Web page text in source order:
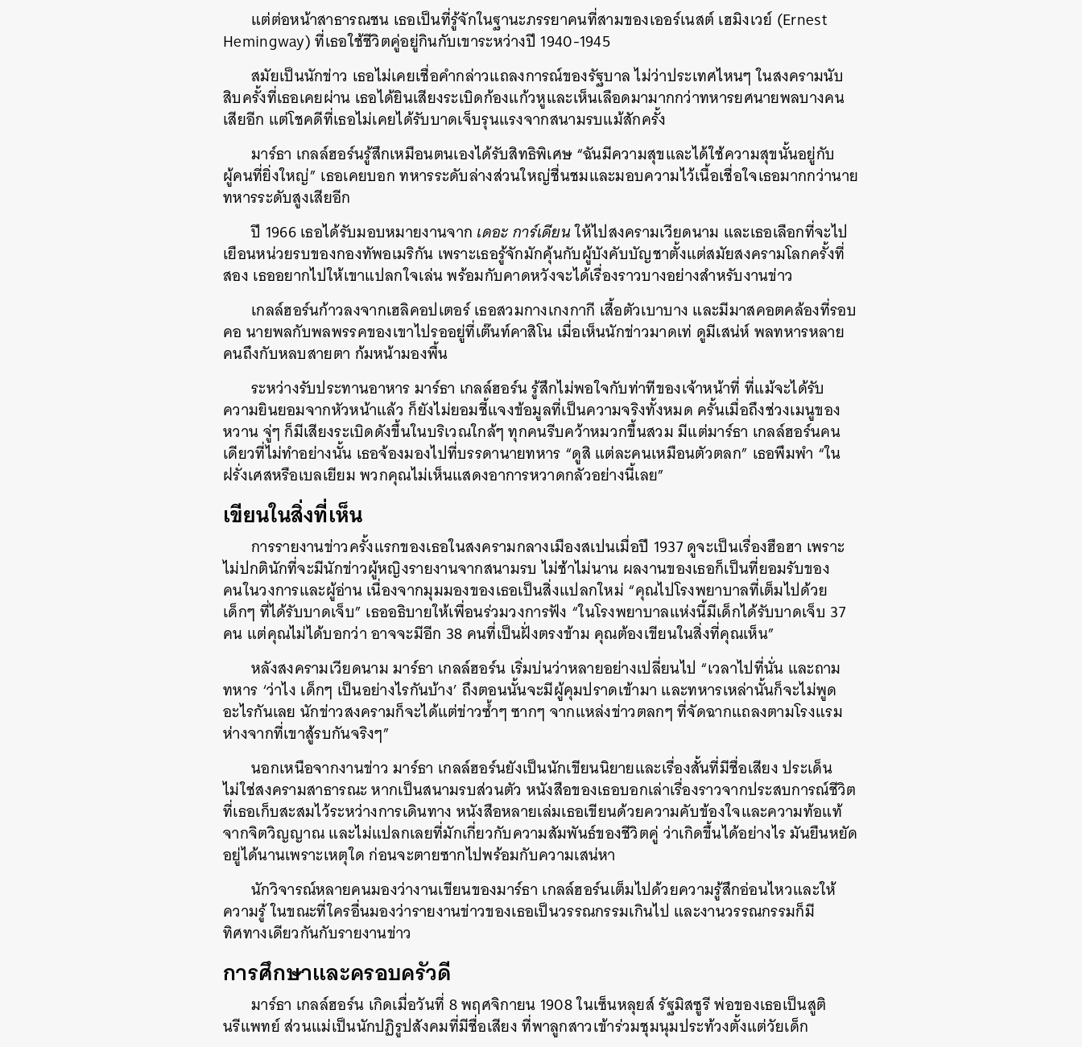
แต่ต่อหน้าสาธารณชน เธอเป็นที่รู้จักในฐานะภรรยาคนที่สามของเออร์เนสต์ เฮมิงเวย์ (Ernest
Hemingway) ที่เธอใช้ชีวิตคู่อยู่กินกับเขาระหว่างปี 1940-1945
สมัยเป็นนักข่าว เธอไม่เคยเชื่อคำกล่าวแถลงการณ์ของรัฐบาล ไม่ว่าประเทศไหนๆ ในสงครามนับ
สิบครั้งที่เธอเคยผ่าน เธอได้ยินเสียงระเบิดก้องแก้วหูและเห็นเลือดมามากกว่าทหารยศนายพลบางคน
เสียอีก แต่โชคดีที่เธอไม่เคยได้รับบาดเจ็บรุนแรงจากสนามรบแม้สักครั้ง
มาร์ธา เกลล์ฮอร์นรู้สึกเหมือนตนเองได้รับสิทธิพิเศษ “ฉันมีความสุขและได้ใช้ความสุขนั้นอยู่กับ
ผู้คนที่ยิ่งใหญ่” เธอเคยบอก ทหารระดับล่างส่วนใหญ่ชื่นชมและมอบความไว้เนื้อเชื่อใจเธอมากกว่านาย
ทหารระดับสูงเสียอีก
ปี 1966 เธอได้รับมอบหมายงานจาก เดอะ การ์เดียนให้ไปสงครามเวียดนาม และเธอเลือกที่จะไป
เยือนหน่วยรบของกองทัพอเมริกัน เพราะเธอรู้จักมักคุ้นกับผู้บังคับบัญชาตั้งแต่สมัยสงครามโลกครั้งที่
สอง เธออยากไปให้เขาแปลกใจเล่น พร้อมกับคาดหวังจะได้เรื่องราวบางอย่างสำหรับงานข่าว
เกลล์ฮอร์นก้าวลงจากเฮลิคอปเตอร์ เธอสวมกางเกงกากี เสื้อตัวเบาบาง และมีมาสคอตคล้องที่รอบ
คอ นายพลกับพลพรรคของเขาไปรออยู่ที่เต๊นท์คาสิโน เมื่อเห็นนักข่าวมาดเท่ ดูมีเสน่ห์ พลทหารหลาย
คนถึงกับหลบสายตา ก้มหน้ามองพื้น
ระหว่างรับประทานอาหาร มาร์ธา เกลล์ฮอร์น รู้สึกไม่พอใจกับท่าทีของเจ้าหน้าที่ ที่แม้จะได้รับ
ความยินยอมจากหัวหน้าแล้ว ก็ยังไม่ยอมชี้แจงข้อมูลที่เป็นความจริงทั้งหมด ครั้นเมื่อถึงช่วงเมนูของ
หวาน จู่ๆ ก็มีเสียงระเบิดดังขึ้นในบริเวณใกล้ๆ ทุกคนรีบคว้าหมวกขึ้นสวม มีแต่มาร์ธา เกลล์ฮอร์นคน
เดียวที่ไม่ทำอย่างนั้น เธอจ้องมองไปที่บรรดานายทหาร “ดูสิ แต่ละคนเหมือนตัวตลก” เธอพึมพำ “ใน
ฝรั่งเศสหรือเบลเยียม พวกคุณไม่เห็นแสดงอาการหวาดกลัวอย่างนี้เลย”
เขียนในสิ่งที่เห็น
การรายงานข่าวครั้งแรกของเธอในสงครามกลางเมืองสเปนเมื่อปี 1937 ดูจะเป็นเรื่องฮือฮา เพราะ
ไม่ปกตินักที่จะมีนักข่าวผู้หญิงรายงานจากสนามรบ ไม่ช้าไม่นาน ผลงานของเธอก็เป็นที่ยอมรับของ
คนในวงการและผู้อ่าน เนื่องจากมุมมองของเธอเป็นสิ่งแปลกใหม่ “คุณไปโรงพยาบาลที่เต็มไปด้วย
เด็กๆ ที่ได้รับบาดเจ็บ” เธออธิบายให้เพื่อนร่วมวงการฟัง “ในโรงพยาบาลแห่งนี้มีเด็กได้รับบาดเจ็บ​ 37​
คน​ แต่คุณไม่ได้บอกว่า อาจจะมีอีก​ 38​ คนที่เป็นฝั่งตรงข้าม​ คุณต้องเขียนในสิ่งที่คุณเห็น”
หลังสงครามเวียดนาม มาร์ธา เกลล์ฮอร์น เริ่มบ่นว่าหลายอย่างเปลี่ยนไป “เวลาไปที่นั่น และถาม
ทหาร ‘ว่าไง เด็กๆ เป็นอย่างไรกันบ้าง’ ถึงตอนนั้นจะมีผู้คุมปราดเข้ามา และทหารเหล่านั้นก็จะไม่พูด
อะไรกันเลย นักข่าวสงครามก็จะได้แต่ข่าวซ้ำๆ ซากๆ จากแหล่งข่าวตลกๆ ที่จัดฉากแถลงตามโรงแรม
ห่างจากที่เขาสู้รบกันจริงๆ”
นอกเหนือจากงานข่าว มาร์ธา เกลล์ฮอร์นยังเป็นนักเขียนนิยายและเรื่องสั้นที่มีชื่อเสียง ประเด็น
ไม่ใช่สงครามสาธารณะ หากเป็นสนามรบส่วนตัว หนังสือของเธอบอกเล่าเรื่องราวจากประสบการณ์ชีวิต
ที่เธอเก็บสะสมไว้ระหว่างการเดินทาง หนังสือหลายเล่มเธอเขียนด้วยความคับข้องใจและความท้อแท้
จากจิตวิญญาณ และไม่แปลกเลยที่มักเกี่ยวกับความสัมพันธ์ของชีวิตคู่ ว่าเกิดขึ้นได้อย่างไร มันยืนหยัด
อยู่ได้นานเพราะเหตุใด ก่อนจะตายซากไปพร้อมกับความเสน่หา
นักวิจารณ์หลายคนมองว่างานเขียนของมาร์ธา เกลล์ฮอร์นเต็มไปด้วยความรู้สึกอ่อนไหวและให้
ความรู้ในขณะที่ใครอื่นมองว่ารายงานข่าวของเธอเป็นวรรณกรรมเกินไป และงานวรรณกรรมก็มี
ทิศทางเดียวกันกับรายงานข่าว
การศึกษาและครอบครัวดี
มาร์ธา เกลล์ฮอร์น เกิดเมื่อวันที่ 8 พฤศจิกายน 1908 ในเซ็นหลุยส์ รัฐมิสซูรี พ่อของเธอเป็นสูติ
นรีแพทย์ส่วนแม่เป็นนักปฏิรูปสังคมที่มีชื่อเสียง ที่พาลูกสาวเข้าร่วมชุมนุมประท้วงตั้งแต่วัยเด็ก
ค้นหา
SHARE TWEET LINE EMAIL